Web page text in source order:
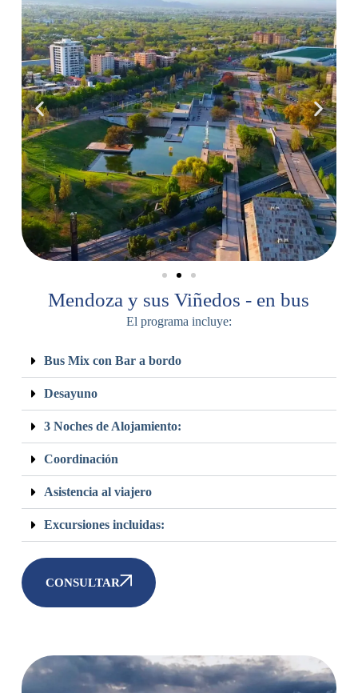
Mendoza y sus Viñedos - en bus
El programa incluye:
Bus Mix con Bar a bordo
Desayuno
3 Noches de Alojamiento:
Coordinación
Asistencia al viajero
Excursiones incluidas:
CONSULTAR